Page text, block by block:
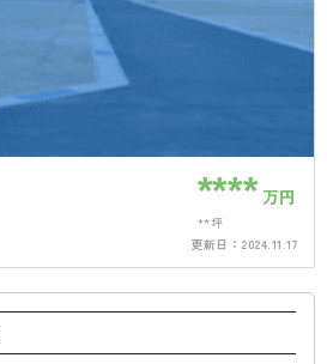
****万円
**坪
更新日： 2024.11.17